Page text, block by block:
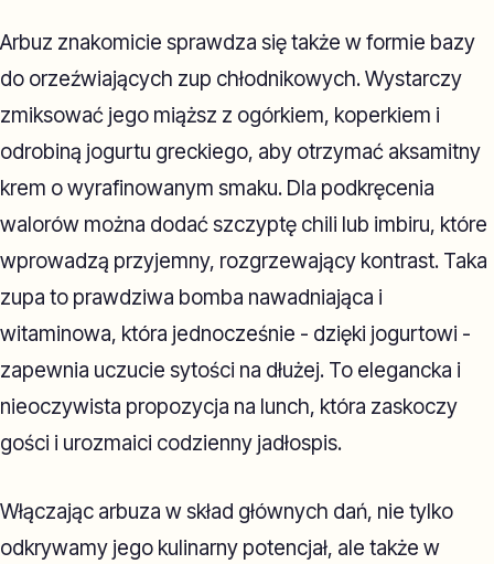
Arbuz znakomicie sprawdza się także w formie bazy
do orzeźwiających zup chłodnikowych. Wystarczy
zmiksować jego miąższ z ogórkiem, koperkiem i
odrobiną jogurtu greckiego, aby otrzymać aksamitny
krem o wyrafinowanym smaku. Dla podkręcenia
walorów można dodać szczyptę chili lub imbiru, które
wprowadzą przyjemny, rozgrzewający kontrast. Taka
zupa to prawdziwa bomba nawadniająca i
witaminowa, która jednocześnie - dzięki jogurtowi -
zapewnia uczucie sytości na dłużej. To elegancka i
nieoczywista propozycja na lunch, która zaskoczy
gości i urozmaici codzienny jadłospis.
Włączając arbuza w skład głównych dań, nie tylko
odkrywamy jego kulinarny potencjał, ale także w